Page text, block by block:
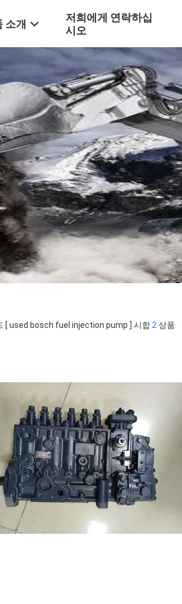
소개
저희에게 연락하십
시오
[ used bosch fuel injection pump ] 시합 2 상품.